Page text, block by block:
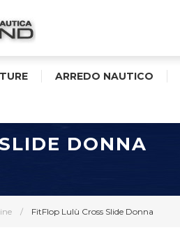
ARREDO NAUTICO
/ FitFlop Lulù Cross Slide Donna
DONNA